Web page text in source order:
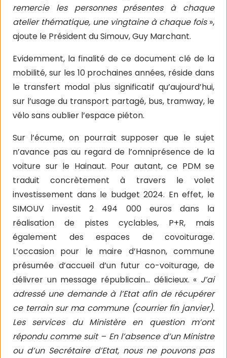
remercie les personnes présentes à chaque
atelier thématique, une vingtaine à chaque fois »,
ajoute le Président du Simouv, Guy Marchant.
Evidemment, la finalité de ce document clé de la
mobilité, sur les 10 prochaines années, réside dans
le transfert modal plus significatif qu’aujourd’hui,
sur l’usage du transport partagé, bus, tramway, le
vélo sans oublier l’espace piéton.
Sur l’écume, on pourrait supposer que le sujet
n’avance pas au regard de l’omniprésence de la
voiture sur le Hainaut. Pour autant, ce PDM se
traduit concrètement à travers le volet
investissement dans le budget 2024. En effet, le
SIMOUV investit 2 494 000 euros dans la
réalisation de pistes cyclables, P+R, mais
également des espaces de covoiturage.
L’occasion pour le maire d’Hasnon, commune
présumée d’accueil d’un futur co-voiturage, de
délivrer un message républicain… délicieux. « J’ai
adressé une demande à l’Etat afin de récupérer
ce terrain sur ma commune (courrier fin janvier).
Les services du Ministère en question m’ont
répondu comme suit – En l’absence d’un Ministre
ou d’un Secrétaire d’Etat, nous ne pouvons pas